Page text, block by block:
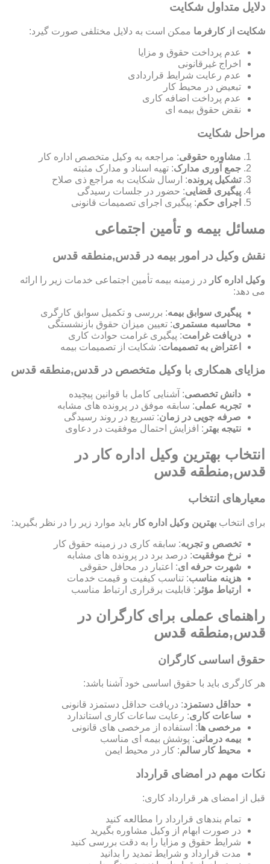
دلایل متداول شکایت
شکایت از کارفرما ممکن است به دلایل مختلفی صورت گیرد:
عدم پرداخت حقوق و مزایا
اخراج غیرقانونی
عدم رعایت شرایط قراردادی
تبعیض در محیط کار
عدم پرداخت اضافه کاری
نقض حقوق بیمه ای
مراحل شکایت
مشاوره حقوقی: مراجعه به وکیل متخصص اداره کار
جمع آوری مدارک: تهیه اسناد و مدارک مثبته
تشکیل پرونده: ارسال شکایت به مراجع ذی صلاح
پیگیری قضایی: حضور در جلسات رسیدگی
اجرای حکم: پیگیری اجرای تصمیمات قانونی
مسائل بیمه و تأمین اجتماعی
نقش وکیل در امور بیمه در قدس,منطقه قدس
وکیل اداره کار در زمینه بیمه تأمین اجتماعی خدمات زیر را ارائه
می دهد:
پیگیری سوابق بیمه: بررسی و تکمیل سوابق کارگری
محاسبه مستمری: تعیین میزان حقوق بازنشستگی
دریافت غرامت: پیگیری غرامت حوادث کاری
اعتراض به تصمیمات: شکایت از تصمیمات بیمه
مزایای همکاری با وکیل متخصص در قدس,منطقه قدس
دانش تخصصی: آشنایی کامل با قوانین پیچیده
تجربه عملی: سابقه موفق در پرونده های مشابه
صرفه جویی در زمان: تسریع در روند رسیدگی
نتیجه بهتر : افزایش احتمال موفقیت در دعاوی
انتخاب بهترین وکیل اداره کار در
قدس,منطقه قدس
معیارهای انتخاب
برای انتخاب بهترین وکیل اداره کار باید موارد زیر را در نظر بگیرید:
تخصص و تجربه: سابقه کاری در زمینه حقوق کار
نرخ موفقیت: درصد برد در پرونده های مشابه
شهرت حرفه ای: اعتبار در محافل حقوقی
هزینه مناسب: تناسب کیفیت و قیمت خدمات
ارتباط مؤثر : قابلیت برقراری ارتباط مناسب
راهنمای عملی برای کارگران در
قدس,منطقه قدس
حقوق اساسی کارگران
هر کارگری باید با حقوق اساسی خود آشنا باشد:
حداقل دستمزد: دریافت حداقل دستمزد قانونی
ساعات کاری: رعایت ساعات کاری استاندارد
مرخصی ها: استفاده از مرخصی های قانونی
بیمه درمانی: پوشش بیمه ای مناسب
محیط کار سالم: کار در محیط ایمن
نکات مهم در امضای قرارداد
قبل از امضای هر قرارداد کاری:
تمام بندهای قرارداد را مطالعه کنید
در صورت ابهام از وکیل مشاوره بگیرید
شرایط حقوق و مزایا را به دقت بررسی کنید
مدت قرارداد و شرایط تمدید را بدانید